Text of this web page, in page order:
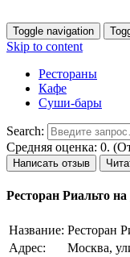
Toggle navigation
Skip to content
Рестораны
Кафе
Суши-бары
Search:
Средняя оценка: 0.
Написать отзыв
Ресторан Риальто
Название: Ресторан
Адрес:
Москва,